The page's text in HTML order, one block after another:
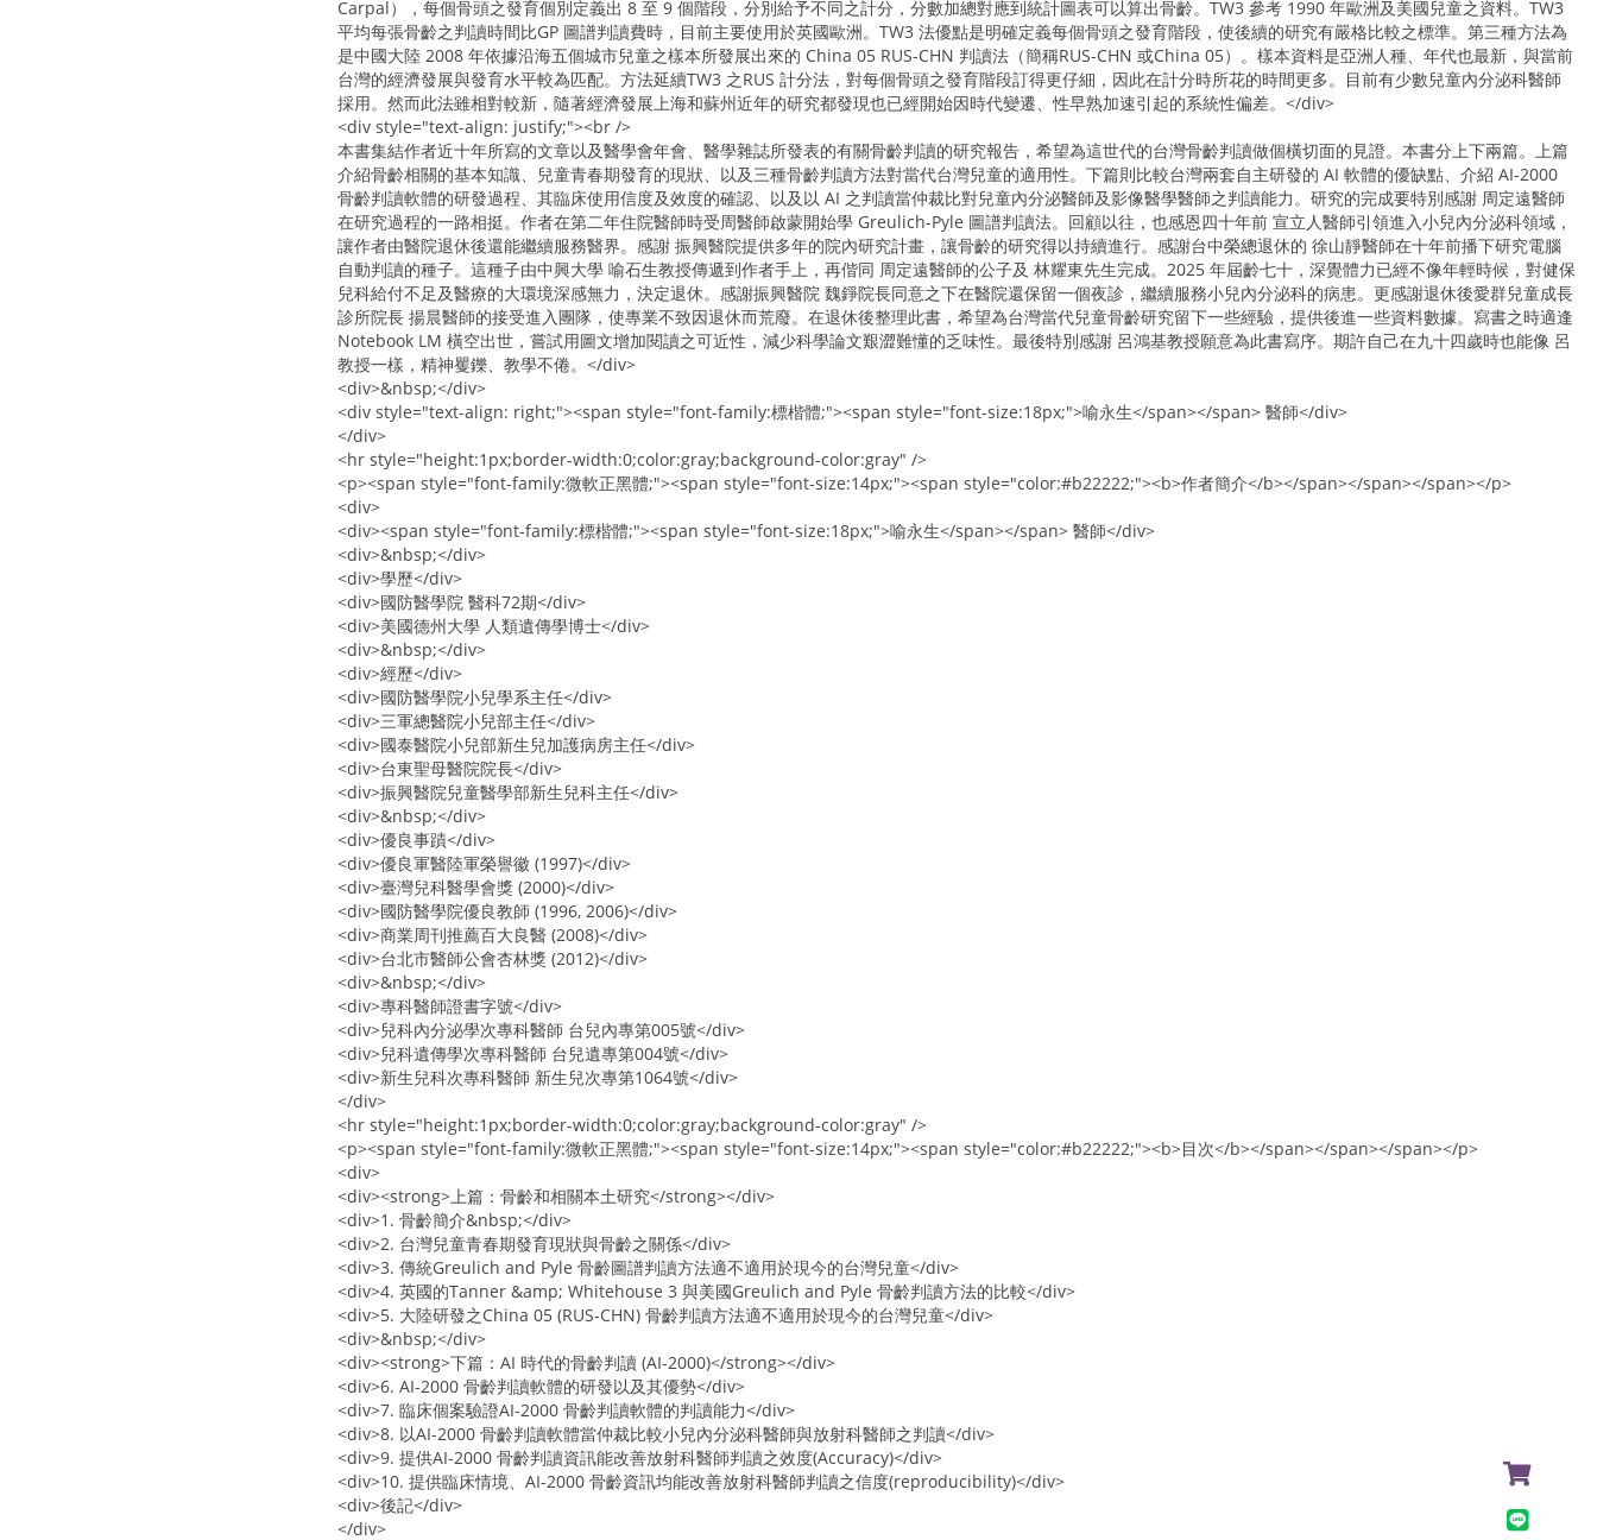
Carpal），每個骨頭之發育個別定義出 8 至 9 個階段，分別給予不同之計分，分數加總對應到統計圖表可以算出骨齡。TW3 參考 1990 年歐洲及美國兒童之資料。TW3
平均每張骨齡之判讀時間比GP 圖譜判讀費時，目前主要使用於英國歐洲。TW3 法優點是明確定義每個骨頭之發育階段，使後續的研究有嚴格比較之標準。第三種方法為
是中國大陸 2008 年依據沿海五個城市兒童之樣本所發展出來的 China 05 RUS-CHN 判讀法（簡稱RUS-CHN 或China 05）。樣本資料是亞洲人種、年代也最新，與當前
台灣的經濟發展與發育水平較為匹配。方法延續TW3 之RUS 計分法，對每個骨頭之發育階段訂得更仔細，因此在計分時所花的時間更多。目前有少數兒童內分泌科醫師
採用。然而此法雖相對較新，隨著經濟發展上海和蘇州近年的研究都發現也已經開始因時代變遷、性早熟加速引起的系統性偏差。</div>
<div style="text-align: justify;"><br />
本書集結作者近十年所寫的文章以及醫學會年會、醫學雜誌所發表的有關骨齡判讀的研究報告，希望為這世代的台灣骨齡判讀做個橫切面的見證。本書分上下兩篇。上篇
介紹骨齡相關的基本知識、兒童青春期發育的現狀、以及三種骨齡判讀方法對當代台灣兒童的適用性。下篇則比較台灣兩套自主研發的 AI 軟體的優缺點、介紹 AI-2000
骨齡判讀軟體的研發過程、其臨床使用信度及效度的確認、以及以 AI 之判讀當仲裁比對兒童內分泌醫師及影像醫學醫師之判讀能力。研究的完成要特別感謝 周定遠醫師
在研究過程的一路相挺。作者在第二年住院醫師時受周醫師啟蒙開始學 Greulich-Pyle 圖譜判讀法。回顧以往，也感恩四十年前 宣立人醫師引領進入小兒內分泌科領域，
讓作者由醫院退休後還能繼續服務醫界。感謝 振興醫院提供多年的院內研究計畫，讓骨齡的研究得以持續進行。感謝台中榮總退休的 徐山靜醫師在十年前播下研究電腦
自動判讀的種子。這種子由中興大學 喻石生教授傳遞到作者手上，再偕同 周定遠醫師的公子及 林耀東先生完成。2025 年屆齡七十，深覺體力已經不像年輕時候，對健保
兒科給付不足及醫療的大環境深感無力，決定退休。感謝振興醫院 魏錚院長同意之下在醫院還保留一個夜診，繼續服務小兒內分泌科的病患。更感謝退休後愛群兒童成長
診所院長 揚晨醫師的接受進入團隊，使專業不致因退休而荒廢。在退休後整理此書，希望為台灣當代兒童骨齡研究留下一些經驗，提供後進一些資料數據。寫書之時適逢
Notebook LM 橫空出世，嘗試用圖文增加閱讀之可近性，減少科學論文艱澀難懂的乏味性。最後特別感謝 呂鴻基教授願意為此書寫序。期許自己在九十四歲時也能像 呂
教授一樣，精神矍鑠、教學不倦。</div>
<div>&nbsp;</div>
<div style="text-align: right;"><span style="font-family:標楷體;"><span style="font-size:18px;">喻永生</span></span> 醫師</div>
</div>
<hr style="height:1px;border-width:0;color:gray;background-color:gray" />
<p><span style="font-family:微軟正黑體;"><span style="font-size:14px;"><span style="color:#b22222;"><b>作者簡介</b></span></span></span></p>
<div>
<div><span style="font-family:標楷體;"><span style="font-size:18px;">喻永生</span></span> 醫師</div>
<div>&nbsp;</div>
<div>學歷</div>
<div>國防醫學院 醫科72期</div>
<div>美國德州大學 人類遺傳學博士</div>
<div>&nbsp;</div>
<div>經歷</div>
<div>國防醫學院小兒學系主任</div>
<div>三軍總醫院小兒部主任</div>
<div>國泰醫院小兒部新生兒加護病房主任</div>
<div>台東聖母醫院院長</div>
<div>振興醫院兒童醫學部新生兒科主任</div>
<div>&nbsp;</div>
<div>優良事蹟</div>
<div>優良軍醫陸軍榮譽徽 (1997)</div>
<div>臺灣兒科醫學會獎 (2000)</div>
<div>國防醫學院優良教師 (1996, 2006)</div>
<div>商業周刊推薦百大良醫 (2008)</div>
<div>台北市醫師公會杏林獎 (2012)</div>
<div>&nbsp;</div>
<div>專科醫師證書字號</div>
<div>兒科內分泌學次專科醫師 台兒內專第005號</div>
<div>兒科遺傳學次專科醫師 台兒遺專第004號</div>
<div>新生兒科次專科醫師 新生兒次專第1064號</div>
</div>
<hr style="height:1px;border-width:0;color:gray;background-color:gray" />
<p><span style="font-family:微軟正黑體;"><span style="font-size:14px;"><span style="color:#b22222;"><b>目次</b></span></span></span></p>
<div>
<div><strong>上篇：骨齡和相關本土研究</strong></div>
<div>1. 骨齡簡介&nbsp;</div>
<div>2. 台灣兒童青春期發育現狀與骨齡之關係</div>
<div>3. 傳統Greulich and Pyle 骨齡圖譜判讀方法適不適用於現今的台灣兒童</div>
<div>4. 英國的Tanner &amp; Whitehouse 3 與美國Greulich and Pyle 骨齡判讀方法的比較</div>
<div>5. 大陸研發之China 05 (RUS-CHN) 骨齡判讀方法適不適用於現今的台灣兒童</div>
<div>&nbsp;</div>
<div><strong>下篇：AI 時代的骨齡判讀 (AI-2000)</strong></div>
<div>6. AI-2000 骨齡判讀軟體的研發以及其優勢</div>
<div>7. 臨床個案驗證AI-2000 骨齡判讀軟體的判讀能力</div>
<div>8. 以AI-2000 骨齡判讀軟體當仲裁比較小兒內分泌科醫師與放射科醫師之判讀</div>
<div>9. 提供AI-2000 骨齡判讀資訊能改善放射科醫師判讀之效度(Accuracy)</div>
<div>10. 提供臨床情境、AI-2000 骨齡資訊均能改善放射科醫師判讀之信度(reproducibility)</div>
<div>後記</div>
</div>